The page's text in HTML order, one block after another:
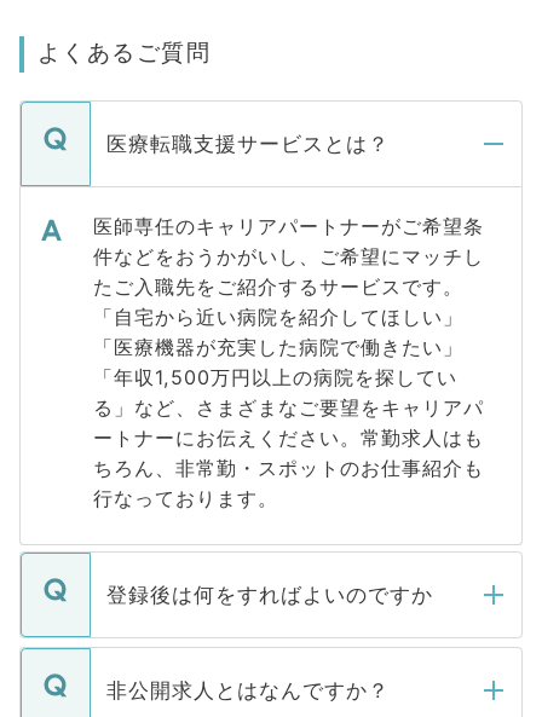
よくあるご質問
医療転職支援サービスとは？
医師専任のキャリアパートナーがご希望条
件などをおうかがいし、ご希望にマッチし
たご入職先をご紹介するサービスです。
「自宅から近い病院を紹介してほしい」
「医療機器が充実した病院で働きたい」
「年収1,500万円以上の病院を探してい
る」など、さまざまなご要望をキャリアパ
ートナーにお伝えください。常勤求人はも
ちろん、非常勤・スポットのお仕事紹介も
行なっております。
登録後は何をすればよいのですか
ご登録いただきましたら、弊社担当者がご
登録内容を確認し、その後メールもしくは
非公開求人とはなんですか？